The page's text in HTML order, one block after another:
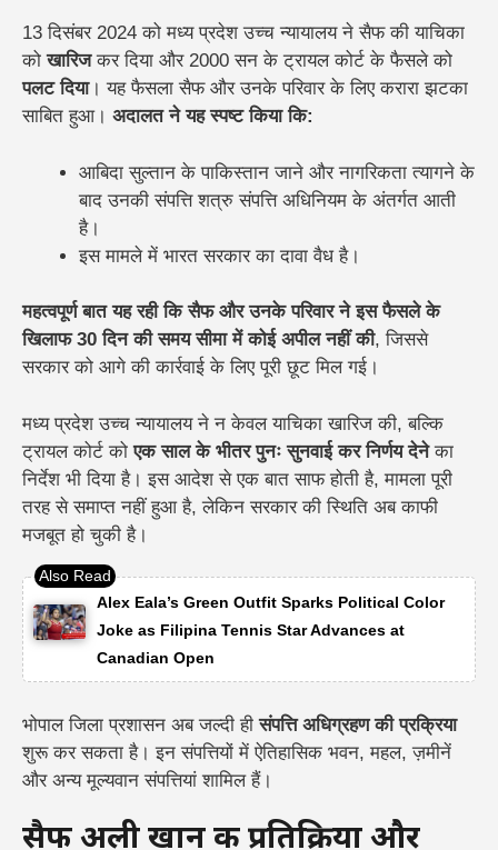
13 दिसंबर 2024 को मध्य प्रदेश उच्च न्यायालय ने सैफ की याचिका
कोखारिजकर दिया और 2000 सन के ट्रायल कोर्ट के फैसले को
पलट दिया। यह फैसला सैफ और उनके परिवार के लिए करारा झटका
साबित हुआ। अदालत ने यह स्पष्ट किया कि:
आबिदा सुल्तान के पाकिस्तान जाने और नागरिकता त्यागने के
बाद उनकी संपत्ति शत्रु संपत्ति अधिनियम के अंतर्गत आती
है।
इस मामले में भारत सरकार का दावा वैध है।
महत्वपूर्ण बात यह रही कि सैफ और उनके परिवार ने इस फैसले के
खिलाफ 30 दिन की समय सीमा में कोई अपील नहीं की, जिससे
सरकार को आगे की कार्रवाई के लिए पूरी छूट मिल गई।
मध्य प्रदेश उच्च न्यायालय ने न केवल याचिका खारिज की, बल्कि
ट्रायल कोर्ट कोएक साल के भीतर पुनः सुनवाई कर निर्णय देनेका
निर्देश भी दिया है। इस आदेश से एक बात साफ होती है, मामला पूरी
तरह से समाप्त नहीं हुआ है, लेकिन सरकार की स्थिति अब काफी
मजबूत हो चुकी है।
Alex Eala’s Green Outfit Sparks Political Color
Joke as Filipina Tennis Star Advances at
Canadian Open
भोपाल जिला प्रशासन अब जल्दी हीसंपत्ति अधिग्रहण की प्रक्रिया
शुरू कर सकता है। इन संपत्तियों में ऐतिहासिक भवन, महल, ज़मीनें
और अन्य मूल्यवान संपत्तियां शामिल हैं।
सैफ अली खान की प्रतिक्रिया और